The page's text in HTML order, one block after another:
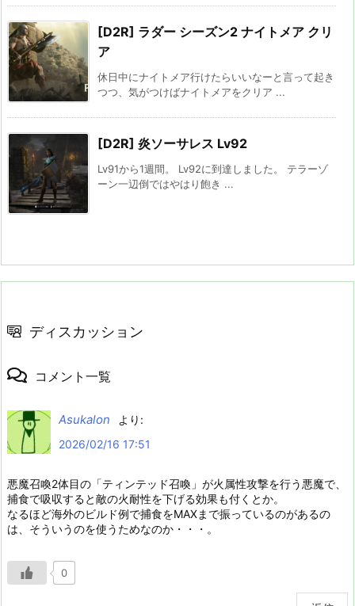
[D2R] ラダー シーズン2 ナイトメア クリ
ア
休日中にナイトメア行けたらいいなーと言って起き
つつ、気がつけばナイトメアをクリア ...
[D2R] 炎ソーサレス Lv92
Lv91から1週間。 Lv92に到達しました。 テラーゾ
ーン一辺倒ではやはり飽き ...
ディスカッション
コメント一覧
Asukalon
より:
2026/02/16 17:51
悪魔召喚2体目の「ティンテッド召喚」が火属性攻撃を行う悪魔で、
捕食で吸収すると敵の火耐性を下げる効果も付くとか。
なるほど海外のビルド例で捕食をMAXまで振っているのがあるの
は、そういうのを使うためなのか・・・。
0